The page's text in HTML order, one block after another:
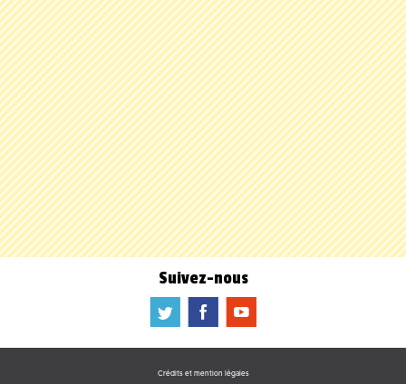
Suivez-nous
a b f
Crédits et mention légales